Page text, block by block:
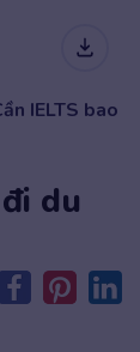
IELTS bao
du